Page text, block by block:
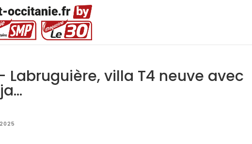
Labruguière, villa T4 neuve avec